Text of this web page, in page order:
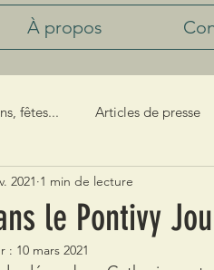
À propos
fêtes... Articles de presse
le Pontivy
2021 1 min de lecture
: 10 mars 2021